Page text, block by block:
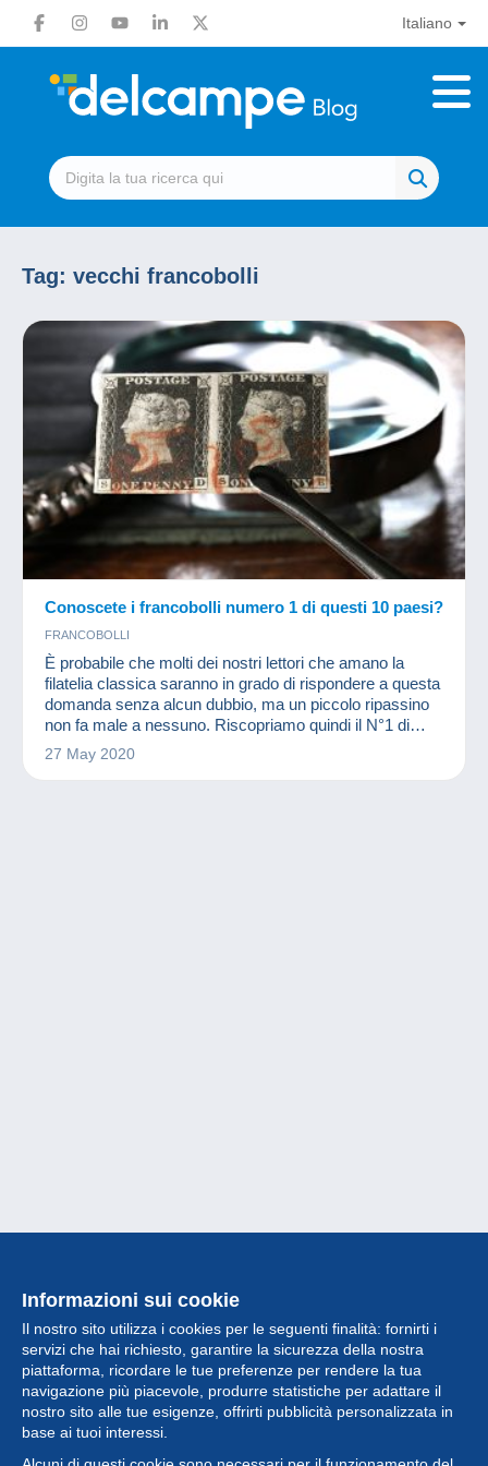
Italiano
Tag: vecchi francobolli
Conoscete i francobolli numero 1 di questi 10 paesi?
FRANCOBOLLI
È probabile che molti dei nostri lettori che amano la
filatelia classica saranno in grado di rispondere a questa
domanda senza alcun dubbio, ma un piccolo ripassino
non fa male a nessuno. Riscopriamo quindi il N°1 di
questi paesi secondo il catalogo Yvert e Tellier.
27 May 2020
Informazioni sui cookie
Il nostro sito utilizza i cookies per le seguenti finalità: fornirti i
servizi che hai richiesto, garantire la sicurezza della nostra
piattaforma, ricordare le tue preferenze per rendere la tua
navigazione più piacevole, produrre statistiche per adattare il
nostro sito alle tue esigenze, offrirti pubblicità personalizzata in
base ai tuoi interessi.
Collezione